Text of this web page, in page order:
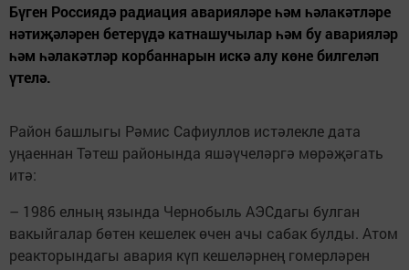
Бүген Россиядә радиация аварияләре һәм һәлакәтләре
нәтиҗәләрен бетерүдә катнашучылар һәм бу аварияләр
һәм һәлакәтләр корбаннарын искә алу көне билгеләп
үтелә.
Район башлыгы Рәмис Сафиуллов истәлекле дата
уңаеннан Тәтеш районында яшәүчеләргә мөрәҗәгать
итә:
– 1986 елның язында Чернобыль АЭСдагы булган
вакыйгалар бөтен кешелек өчен ачы сабак булды. Атом
реакторындагы авария күп кешеләрнең гомерләрен